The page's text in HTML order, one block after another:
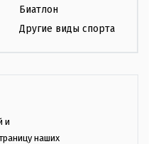
Биатлон
Другие виды спорта
и
наших